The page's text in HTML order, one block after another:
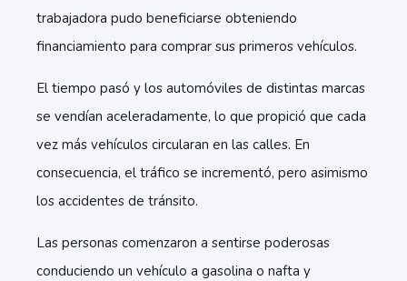
trabajadora pudo beneficiarse obteniendo
financiamiento para comprar sus primeros vehículos.
El tiempo pasó y los automóviles de distintas marcas
se vendían aceleradamente, lo que propició que cada
vez más vehículos circularan en las calles. En
consecuencia, el tráfico se incrementó, pero asimismo
los accidentes de tránsito.
Las personas comenzaron a sentirse poderosas
conduciendo un vehículo a gasolina o nafta y